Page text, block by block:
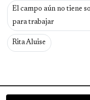
El campo aún no tiene
para trabajar
Rita Aluise